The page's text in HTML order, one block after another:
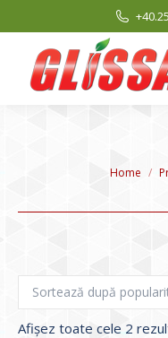
You are
Home
Afișez toate cele 2